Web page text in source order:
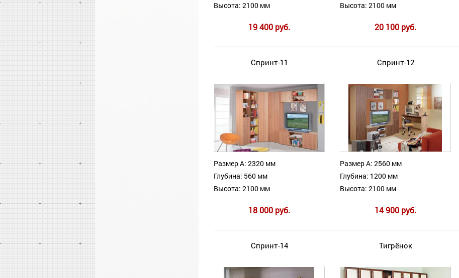
Высота: 2100 мм
19 400 руб.
Высота: 2100 мм
20 100 руб.
Спринт-11
Размер А: 2320 мм
Глубина: 560 мм
Высота: 2100 мм
18 000 руб.
Спринт-12
Размер А: 2560 мм
Глубина: 1200 мм
Высота: 2100 мм
14 900 руб.
Спринт-14 Тигрёнок